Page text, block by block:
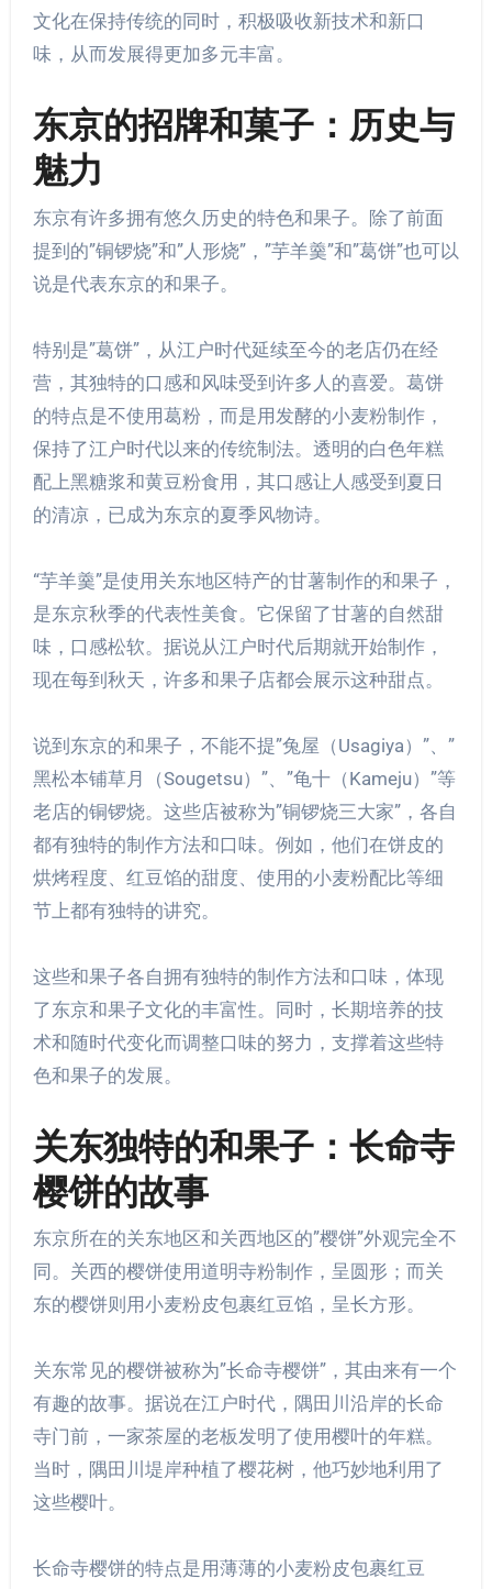
文化在保持传统的同时，积极吸收新技术和新口
味，从而发展得更加多元丰富。
东京的招牌和菓子：历史与
魅力
东京有许多拥有悠久历史的特色和果子。除了前面
提到的”铜锣烧”和”人形烧”，”芋羊羹”和”葛饼”也可以
说是代表东京的和果子。
特别是”葛饼”，从江户时代延续至今的老店仍在经
营，其独特的口感和风味受到许多人的喜爱。葛饼
的特点是不使用葛粉，而是用发酵的小麦粉制作，
保持了江户时代以来的传统制法。透明的白色年糕
配上黑糖浆和黄豆粉食用，其口感让人感受到夏日
的清凉，已成为东京的夏季风物诗。
“芋羊羹”是使用关东地区特产的甘薯制作的和果子，
是东京秋季的代表性美食。它保留了甘薯的自然甜
味，口感松软。据说从江户时代后期就开始制作，
现在每到秋天，许多和果子店都会展示这种甜点。
说到东京的和果子，不能不提”兔屋（Usagiya）”、”
黑松本铺草月（Sougetsu）”、”龟十（Kameju）”等
老店的铜锣烧。这些店被称为”铜锣烧三大家”，各自
都有独特的制作方法和口味。例如，他们在饼皮的
烘烤程度、红豆馅的甜度、使用的小麦粉配比等细
节上都有独特的讲究。
这些和果子各自拥有独特的制作方法和口味，体现
了东京和果子文化的丰富性。同时，长期培养的技
术和随时代变化而调整口味的努力，支撑着这些特
色和果子的发展。
关东独特的和果子：长命寺
樱饼的故事
东京所在的关东地区和关西地区的”樱饼”外观完全不
同。关西的樱饼使用道明寺粉制作，呈圆形；而关
东的樱饼则用小麦粉皮包裹红豆馅，呈长方形。
关东常见的樱饼被称为”长命寺樱饼”，其由来有一个
有趣的故事。据说在江户时代，隅田川沿岸的长命
寺门前，一家茶屋的老板发明了使用樱叶的年糕。
当时，隅田川堤岸种植了樱花树，他巧妙地利用了
这些樱叶。
长命寺樱饼的特点是用薄薄的小麦粉皮包裹红豆